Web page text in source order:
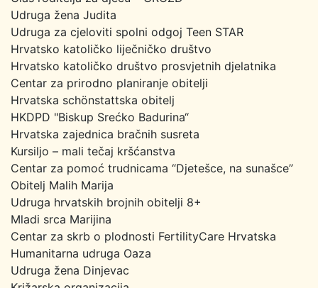
Udruga žena Judita
Udruga za cjeloviti spolni odgoj Teen STAR
Hrvatsko katoličko liječničko društvo
Hrvatsko katoličko društvo prosvjetnih djelatnika
Centar za prirodno planiranje obitelji
Hrvatska schönstattska obitelj
HKDPD "Biskup Srećko Badurina“
Hrvatska zajednica bračnih susreta
Kursiljo – mali tečaj kršćanstva
Centar za pomoć trudnicama “Djetešce, na sunašce”
Obitelj Malih Marija
Udruga hrvatskih brojnih obitelji 8+
Mladi srca Marijina
Centar za skrb o plodnosti FertilityCare Hrvatska
Humanitarna udruga Oaza
Udruga žena Dinjevac